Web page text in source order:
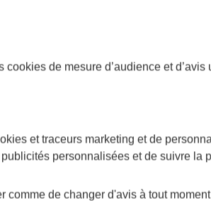
cookies de mesure d’audience et
et traceurs marketing et de
personnalisées et de suivre la
comme de changer d'avis à tout